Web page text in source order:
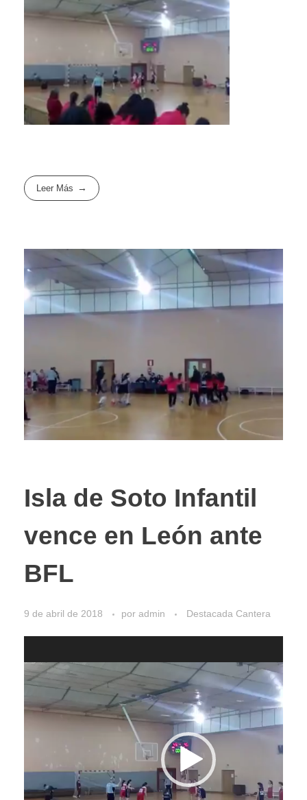
Leer Más
Isla de Soto Infantil
vence en León ante
BFL
9 de abril de 2018 por admin Destacada Cantera
de
vídeo